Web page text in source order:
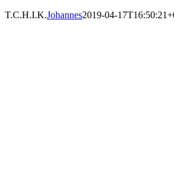
T.C.H.I.K.Johannes2019-04-